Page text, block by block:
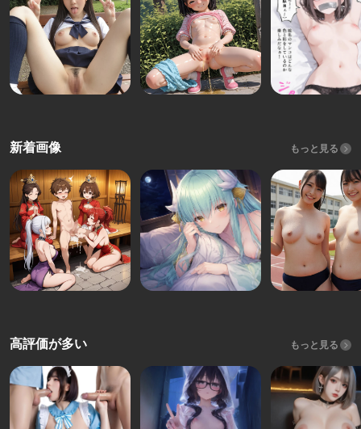
新着画像 もっと見る
高評価が多い もっと見る